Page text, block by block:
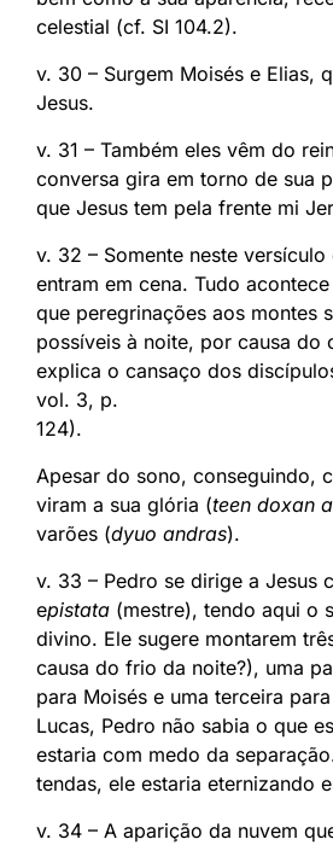
celestial (cf. SI 104.2).
v. 30 – Surgem Moisés e Elias,
Jesus.
v. 31 – Também eles vêm do
conversa gira em torno de sua
que Jesus tem pela frente mi
v. 32 – Somente neste
entram em cena. Tudo
que peregrinações aos montes
possíveis à noite, por causa do
explica o cansaço dos
vol. 3, p.
124).
Apesar do sono, conseguindo,
viram a sua glória (teen doxan
varões (dyuo andras).
v. 33 – Pedro se dirige a Jesus
epistata (mestre), tendo aqui o
divino. Ele sugere montarem
causa do frio da noite?), uma
para Moisés e uma terceira
Lucas, Pedro não sabia o que
estaria com medo da
tendas, ele estaria eternizando
v. 34 – A aparição da nuvem